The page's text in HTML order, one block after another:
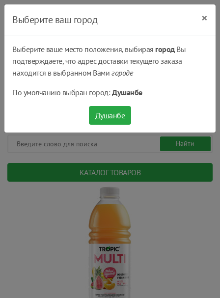
КАТАЛОГ ТОВАРОВ
Выберите ваш город ×
Выберите ваше место положения, выбирая городВы
подтверждаете, что адрес доставки текущего заказа
находится в выбранном Вамигороде
По умолчанию выбран город:Душанбе
Душанбе